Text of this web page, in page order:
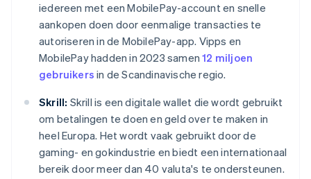
iedereen met een MobilePay-account en snelle
aankopen doen door eenmalige transacties te
autoriseren in de MobilePay-app. Vipps en
MobilePay hadden in 2023 samen12 miljoen
gebruikers in de Scandinavische regio.
Skrill: Skrill is een digitale wallet die wordt gebruikt
om betalingen te doen en geld over te maken in
heel Europa. Het wordt vaak gebruikt door de
gaming- en gokindustrie en biedt een internationaal
bereik door meer dan 40 valuta's te ondersteunen.